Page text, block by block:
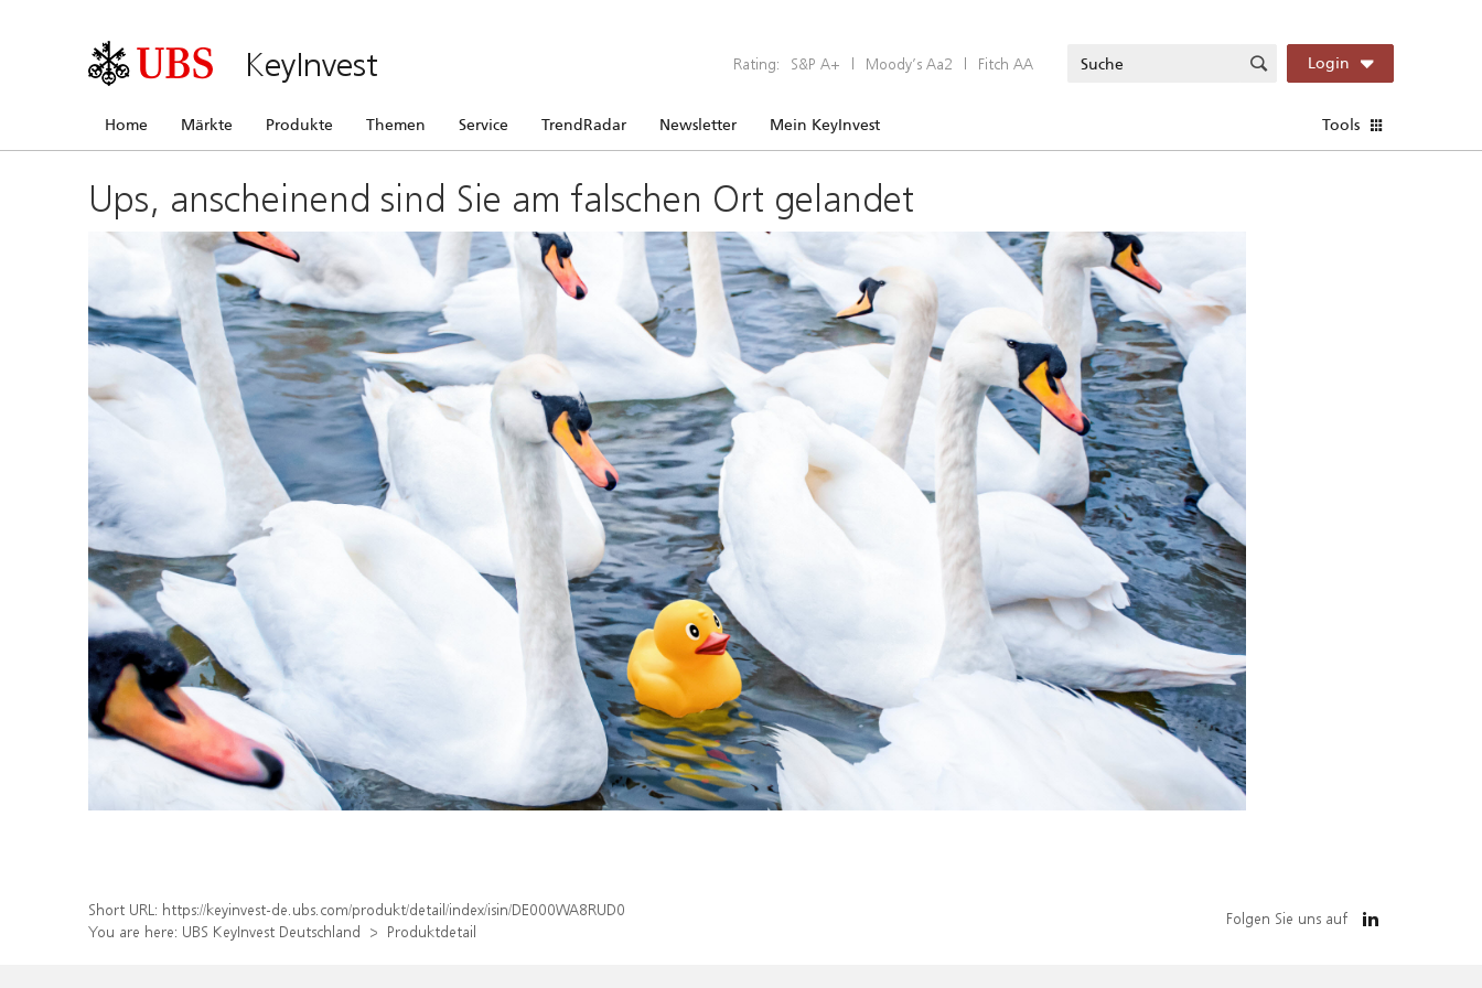
KeyInvest Rating: S&P A+ | Moody’s Aa2 | Fitch AA Login
Home Märkte Produkte Themen Service TrendRadar Newsletter Mein KeyInvest Tools
Ups, anscheinend sind Sie am falschen Ort gelandet
Short URL: https://keyinvest-de.ubs.com/produkt/detail/index/isin/DE000WA8RUD0
You are here: UBS KeyInvest Deutschland Produktdetail
Folgen Sie uns auf